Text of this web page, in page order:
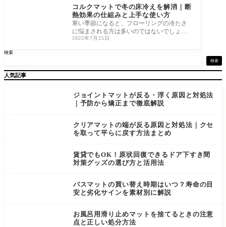
コルクマットで冬の床冷えを解消｜断
熱効果の仕組みと上手な使い方
寒い季節になると、フローリングの冷たさ
に悩まされる方は多いのではないでしょう
か。エアコンで部屋を温めても、足元だけ
2025年7月25日
検索
検索
人気記事
ジョイントマットが反る・浮く原因と対処法
｜予防から矯正まで徹底解説
クリアマットの端が反る原因と対処法｜クセ
を取って平らに戻す方法まとめ
賃貸でもOK！原状回復できるドア下すき間
対策グッズの選び方と活用法
バスマットの買い替え時期はいつ？寿命の目
安と劣化サインを素材別に解説
お風呂用滑り止めマットを捨てるときの注意
点と正しい処分方法